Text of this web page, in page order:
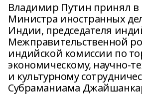
Владимир Путин принял в
Министра иностранных
Индии, председателя
Межправительственной
индийской комиссии по
экономическому, научно-
и культурному
Субраманиама